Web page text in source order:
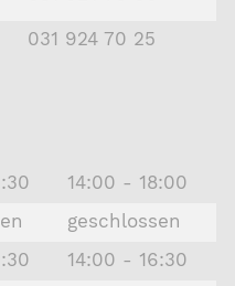
031 924 70 25
14:00 - 18:00
geschlossen
14:00 - 16:30